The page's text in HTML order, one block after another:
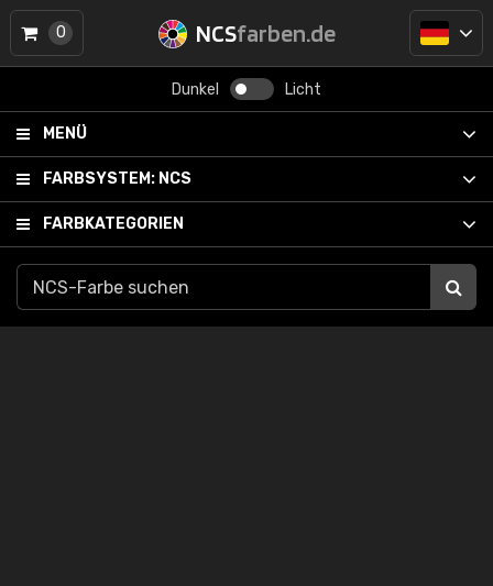
NCSfarben.de
Dunkel Licht
MENÜ
FARBSYSTEM: NCS
FARBKATEGORIEN
0